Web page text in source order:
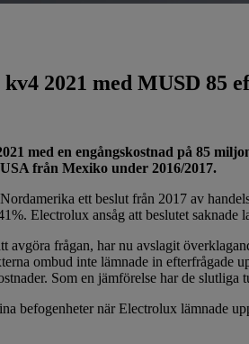
2021 med MUSD 85
med en engångskostnad på 85
från Mexiko under 2016/2017.
ett beslut från 2017 av
Electrolux ansåg att beslutet
frågan, har nu avslagit
ombud inte lämnade in
Som en jämförelse har de slutliga
befogenheter när Electrolux lämnade